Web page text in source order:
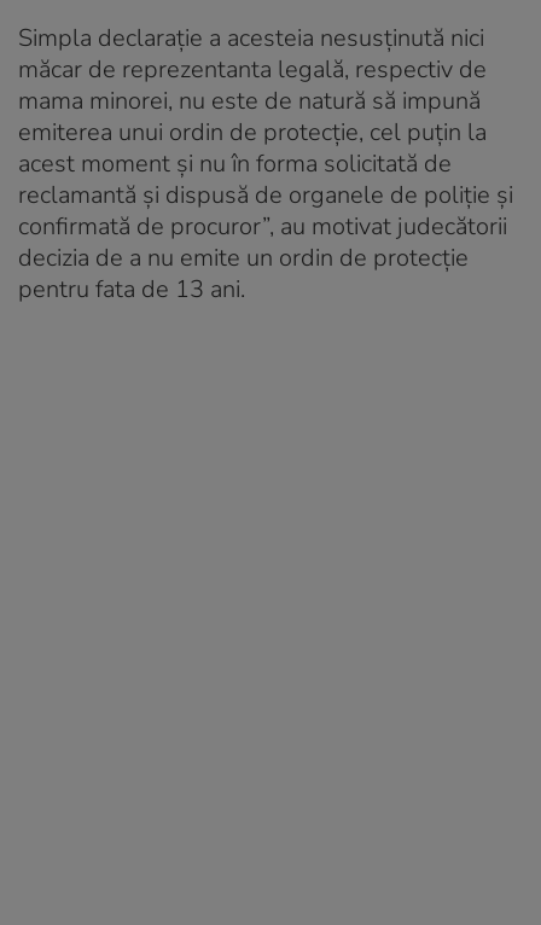
Simpla declarație a acesteia nesusținută nici
măcar de reprezentanta legală, respectiv de
mama minorei, nu este de natură să impună
emiterea unui ordin de protecție, cel puțin la
acest moment și nu în forma solicitată de
reclamantă și dispusă de organele de poliție și
confirmată de procuror”, au motivat judecătorii
decizia de a nu emite un ordin de protecție
pentru fata de 13 ani.